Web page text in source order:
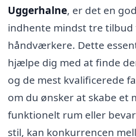
Uggerhalne, er det en
indhente mindst tre tilbud
håndværkere. Dette
hjælpe dig med at finde
og de mest kvalificerede
om du ønsker at skabe et
funktionelt rum eller
stil, kan konkurrencen